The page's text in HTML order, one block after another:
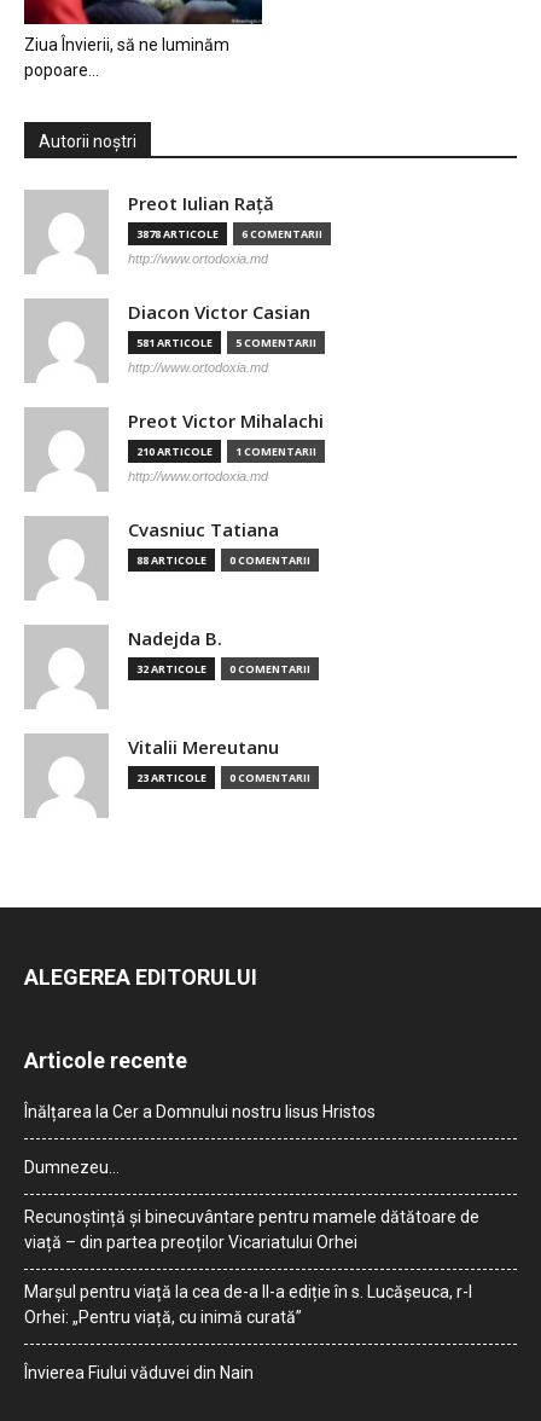
Ziua Învierii, să ne luminăm
popoare…
Autorii noștri
Preot Iulian Raţă
3878 ARTICOLE 6 COMENTARII
http://www.ortodoxia.md
Diacon Victor Casian
581 ARTICOLE 5 COMENTARII
http://www.ortodoxia.md
Preot Victor Mihalachi
210 ARTICOLE 1 COMENTARII
http://www.ortodoxia.md
Cvasniuc Tatiana
88 ARTICOLE 0 COMENTARII
Nadejda B.
32 ARTICOLE 0 COMENTARII
Vitalii Mereutanu
23 ARTICOLE 0 COMENTARII
ALEGEREA EDITORULUI
Articole recente
Înălțarea la Cer a Domnului nostru Iisus Hristos
Dumnezeu…
Recunoștință și binecuvântare pentru mamele dătătoare de
viață – din partea preoților Vicariatului Orhei
Marșul pentru viață la cea de-a II-a ediție în s. Lucășeuca, r-l
Orhei: „Pentru viață, cu inimă curată”
Învierea Fiului văduvei din Nain